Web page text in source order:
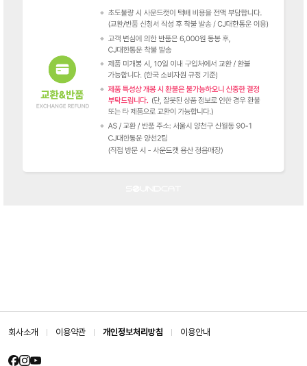
회사소개 이용약관 개인정보처리방침 이용안내